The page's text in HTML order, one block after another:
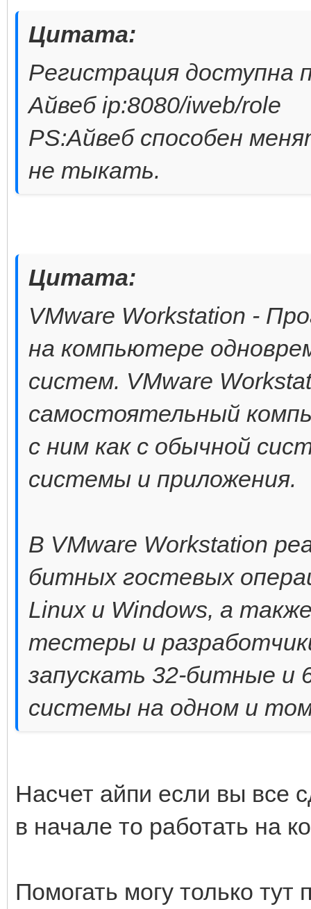
Цитата:
Регистрация доступна
Айвеб ip:8080/iweb/role
PS:Айвеб способен
не тыкать.
Цитата:
VMware Workstation -
на компьютере
систем. VMware
самостоятельный
с ним как с обычной
системы и приложения.
В VMware Workstation
битных гостевых
Linux и Windows, а
тестеры и
запускать 32-битные и
системы на одном и
Насчет айпи если вы все
в начале то работать на
Помогать могу только